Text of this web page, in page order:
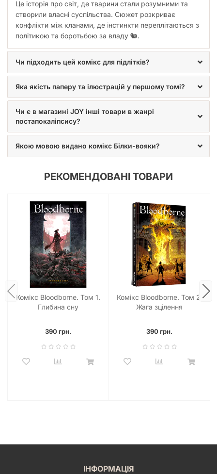
Це історія про світ, де тварини стали розумними та
створили власні суспільства. Сюжет розкриває
конфлікти між кланами, де інстинкти переплітаються з
політикою та боротьбою за владу 🐿️.
Чи підходить цей комікс для підлітків?
Яка якість паперу та ілюстрацій у першому томі?
Чи є в магазині JOY інші товари в жанрі
постапокаліпсису?
Якою мовою видано комікс Білки-вояки?
РЕКОМЕНДОВАНІ ТОВАРИ
Комікс Bloodborne. Том 1.
Глибина сну
390 грн.
Комікс Bloodborne. Том 2.
Жага зцілення
390 грн.
ІНФОРМАЦІЯ